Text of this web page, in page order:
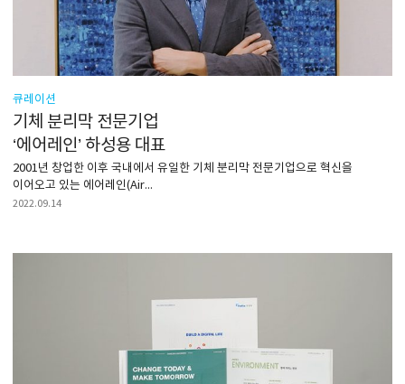
큐레이션
기체 분리막 전문기업
‘에어레인’ 하성용 대표
2001년 창업한 이후 국내에서 유일한 기체 분리막 전문기업으로 혁신을
이어오고 있는 에어레인(Air...
2022.09.14